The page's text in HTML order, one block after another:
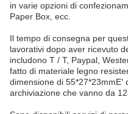
in varie opzioni di
Paper Box, ecc.
Il tempo di consegna per
lavorativi dopo aver ricevuto
includono T / T, Paypal,
fatto di materiale legno
dimensione di 55*27*23mmE'
archiviazione che vanno da